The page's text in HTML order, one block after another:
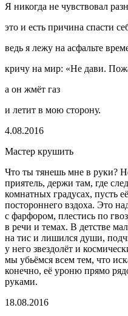
Я никогда не чувствовал
это и есть причина спасти
ведь я лежу на асфальте
кричу на мир: «Не дави.
а он жмёт газ
и летит в мою сторону.
4.08.2016
Мастер крушить
Что ты тянешь мне в руки?
приятель, держи там, где
комнатных градусах, пусть
постороннего вздоха. Это
с фарфором, плестись по
в речи и темах. В детстве
на тис и лишился души,
у него звездолёт и
мы убьёмся всем тем, что
конечно, её уроню прямо
руками.
18.08.2016